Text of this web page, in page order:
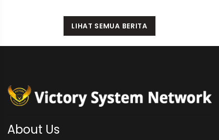
LIHAT SEMUA BERITA
About Us